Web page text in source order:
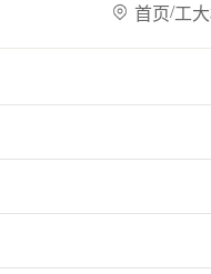
首页/工